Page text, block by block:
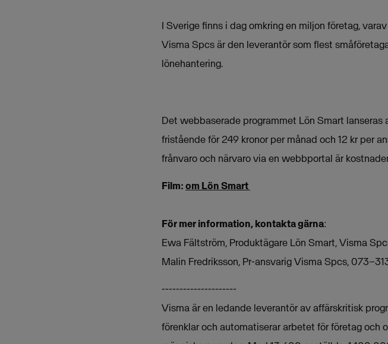
I Sverige finns i dag omkring en miljon företag,
Visma Spcs är den leverantör som flest
lönehantering.
Det webbaserade programmet Lön Smart
fristående för 249 kronor per månad och 12 kr per
frånvaro och närvaro via en webbportal är
Film:om Lön Smart
För mer information, kontakta gärna:
Ewa Fältström, Produktägare Lön Smart, Visma
Malin Fredriksson, Pr-ansvarig Visma Spcs,
---------------------
Visma är en ledande leverantör av affärskritisk
förenklar och automatiserar arbetet för företag och